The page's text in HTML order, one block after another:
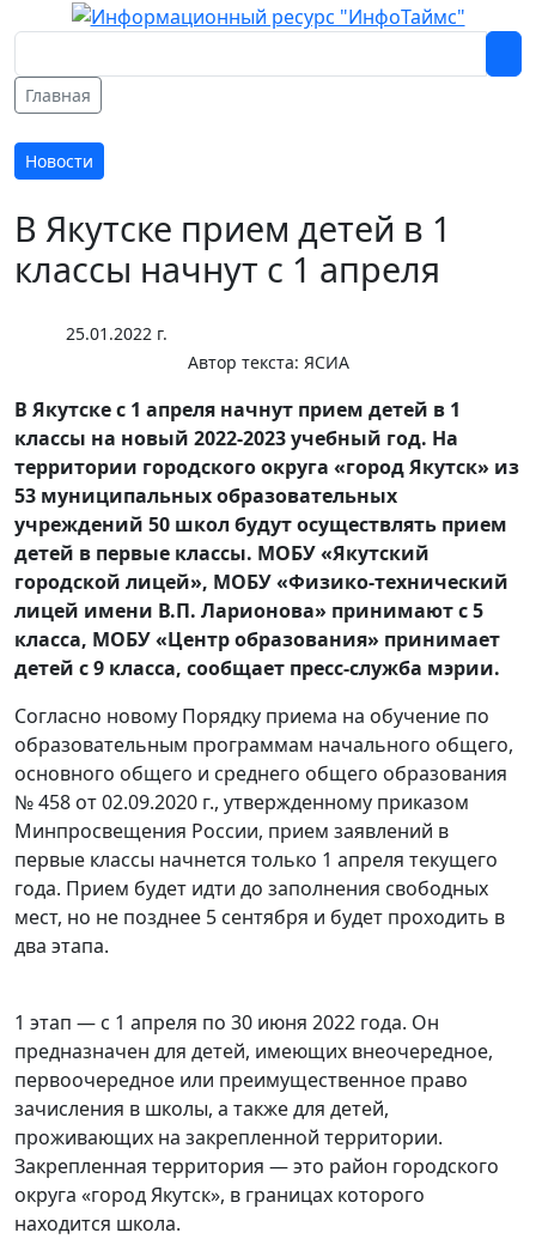
Главная
Новости
В Якутске прием детей в 1
классы начнут с 1 апреля
25.01.2022 г.
Автор текста: ЯСИА
В Якутске с 1 апреля начнут прием детей в 1
классы на новый 2022-2023 учебный год. На
территории городского округа «город Якутск» из
53 муниципальных образовательных
учреждений 50 школ будут осуществлять прием
детей в первые классы. МОБУ «Якутский
городской лицей», МОБУ «Физико-технический
лицей имени В.П. Ларионова» принимают с 5
класса, МОБУ «Центр образования» принимает
детей с 9 класса, сообщает пресс-служба мэрии.
Согласно новому Порядку приема на обучение по
образовательным программам начального общего,
основного общего и среднего общего образования
№ 458 от 02.09.2020 г., утвержденному приказом
Минпросвещения России, прием заявлений в
первые классы начнется только 1 апреля текущего
года. Прием будет идти до заполнения свободных
мест, но не позднее 5 сентября и будет проходить в
два этапа.
1 этап — с 1 апреля по 30 июня 2022 года. Он
предназначен для детей, имеющих внеочередное,
первоочередное или преимущественное право
зачисления в школы, а также для детей,
проживающих на закрепленной территории.
Закрепленная территория — это район городского
округа «город Якутск», в границах которого
находится школа.